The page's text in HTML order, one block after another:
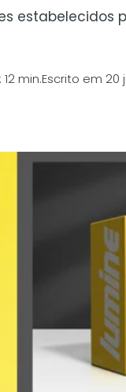
estabelecidos
min.Escrito em